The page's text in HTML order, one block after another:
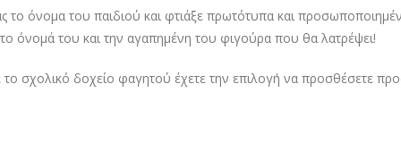
το όνομα του παιδιού και φτιάξε πρωτότυπα και
όνομά του και την αγαπημένη του φιγούρα που θα λατρέψει!
σχολικό δοχείο φαγητού έχετε την επιλογή να προσθέσετε